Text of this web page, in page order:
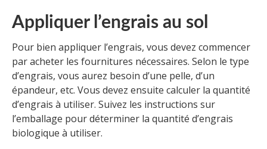
Appliquer l’engrais au sol
Pour bien appliquer l’engrais, vous devez commencer
par acheter les fournitures nécessaires. Selon le type
d’engrais, vous aurez besoin d’une pelle, d’un
épandeur, etc. Vous devez ensuite calculer la quantité
d’engrais à utiliser. Suivez les instructions sur
l’emballage pour déterminer la quantité d’engrais
biologique à utiliser.